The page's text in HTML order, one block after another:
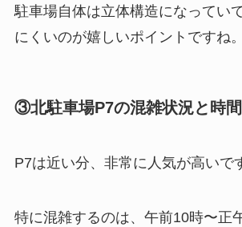
駐車場自体は立体構造になってい
にくいのが嬉しいポイントですね。
③北駐車場P7の混雑状況と時
P7は近い分、非常に人気が高いで
特に混雑するのは、午前10時〜正